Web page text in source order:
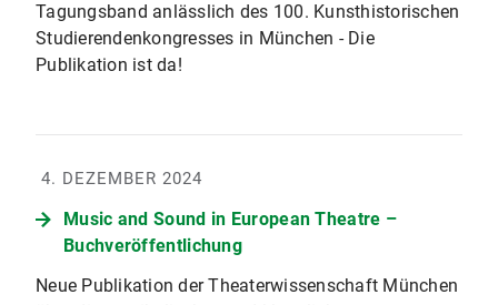
Tagungsband anlässlich des 100. Kunsthistorischen
Studierendenkongresses in München - Die
Publikation ist da!
4. DEZEMBER 2024
Music and Sound in European Theatre –
Buchveröffentlichung
Neue Publikation der Theaterwissenschaft München